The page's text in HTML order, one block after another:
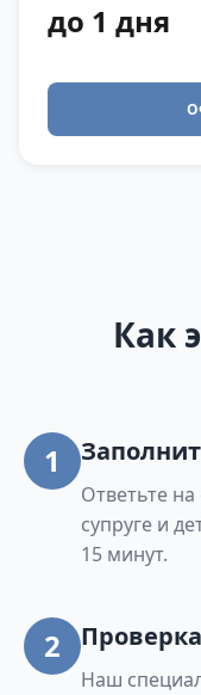
до 1 дня
Как
1
Ответьте
супруге и
15 минут.
2
Наш